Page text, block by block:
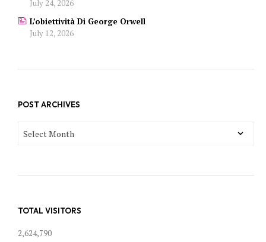
July 24, 2026
L’obiettività Di George Orwell
July 12, 2026
POST ARCHIVES
TOTAL VISITORS
2,624,790